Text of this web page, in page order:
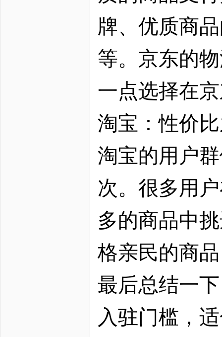
牌、优质商
等。京东的
一点选择在
淘宝：性价
淘宝的用户
次。很多用
多的商品中
格亲民的商
最后总结一
入驻门槛，